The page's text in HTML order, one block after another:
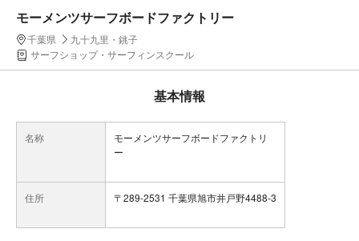
モーメンツサーフボードファクトリー
千葉県
九十九里・銚子
サーフショップ・サーフィンスクール
基本情報
名称
モーメンツサーフボードファクトリ
ー
住所 〒289-2531 千葉県旭市井戸野4488-3